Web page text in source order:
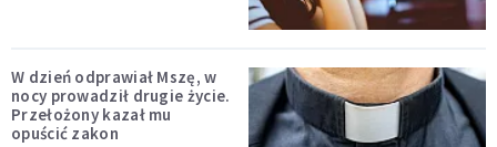
W dzień odprawiał Mszę, w
nocy prowadził drugie życie.
Przełożony kazał mu
opuścić zakon